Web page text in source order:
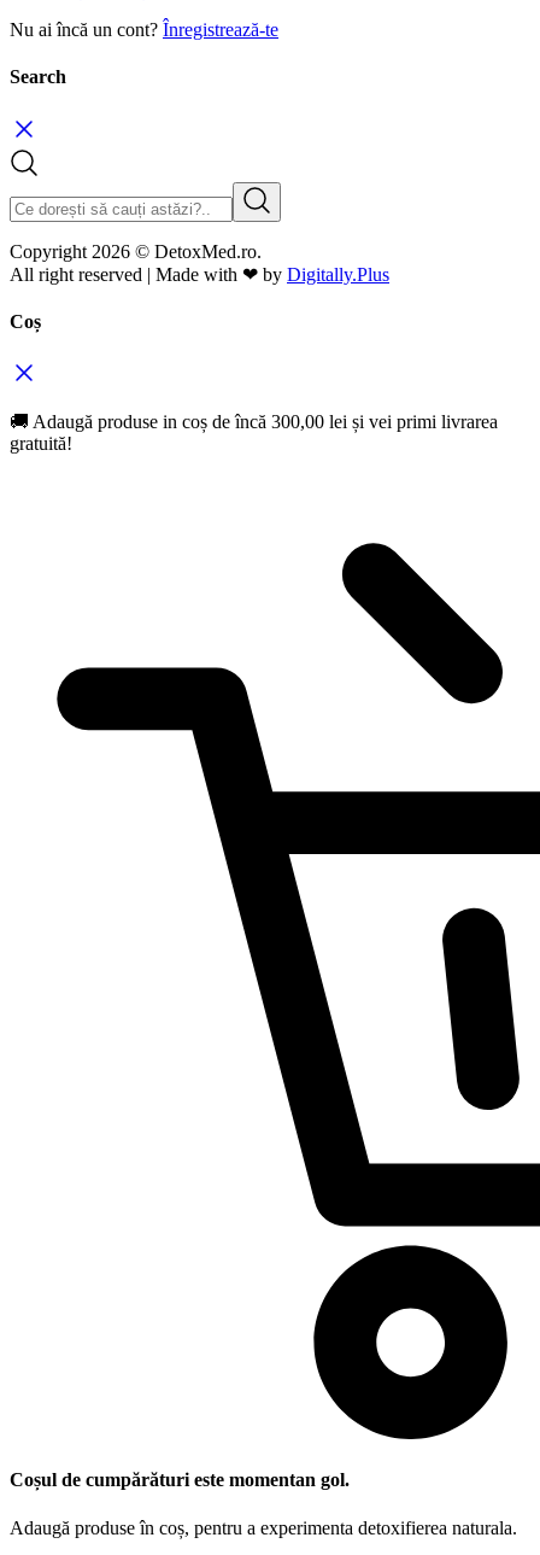
Nu ai încă un cont? Înregistrează-te
Search
Copyright 2026 © DetoxMed.ro.
All right reserved | Made with ❤ by Digitally.Plus
Coș
🚚 Adaugă produse in coș de încă 300,00 lei și vei primi livrarea
gratuită!
Coșul de cumpărături este momentan gol.
Adaugă produse în coș, pentru a experimenta detoxifierea naturala.